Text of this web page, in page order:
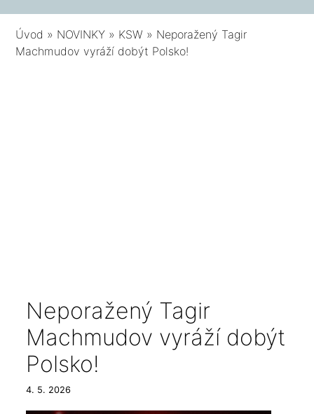
Úvod » NOVINKY » KSW » Neporažený Tagir
Machmudov vyráží dobýt Polsko!
Neporažený Tagir
Machmudov vyráží dobýt
Polsko!
4. 5. 2026